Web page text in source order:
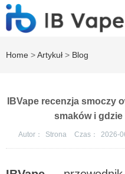
Home >Artykuł > Blog
IBVape recenzja smoczy
smaków i
Autor： Strona Czas： 2026-